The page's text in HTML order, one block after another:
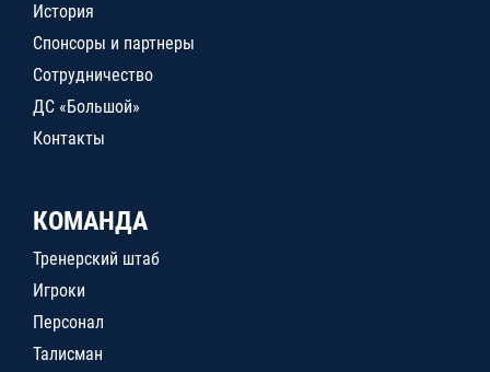
История
Спонсоры и партнеры
Сотрудничество
ДС «Большой»
Контакты
КОМАНДА
Тренерский штаб
Игроки
Персонал
Талисман